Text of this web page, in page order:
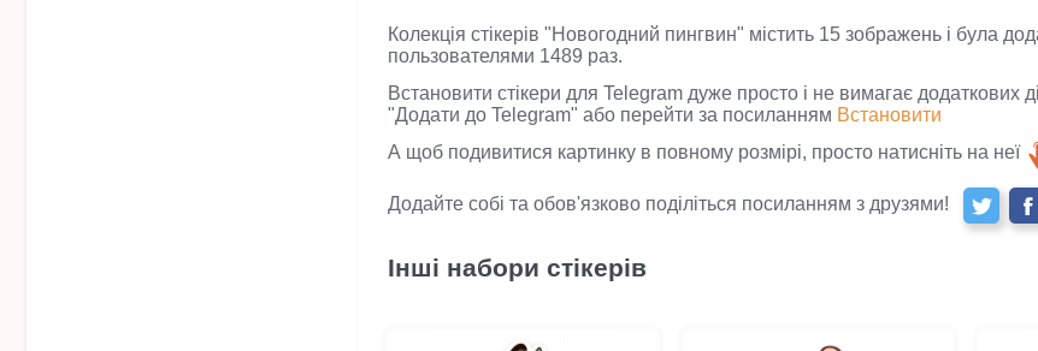
Колекція стікерів "Новогодний пингвин" містить 15 зображень і була
пользователями 1489 раз.
Встановити стікери для Telegram дуже просто і не вимагає додаткових
"Додати до Telegram" або перейти за посиланням Встановити
А щоб подивитися картинку в повному розмірі, просто натисніть на неї
Додайте собі та обов'язково поділіться посиланням з друзями!
Інші набори стікерів